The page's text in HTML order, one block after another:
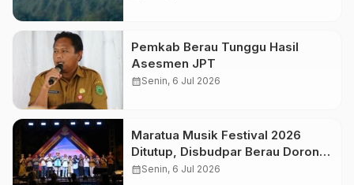
Pemkab Berau Tunggu Hasil
Asesmen JPT
calendar_monthSenin, 6 Jul 2026
Maratua Musik Festival 2026
Ditutup, Disbudpar Berau Dorong
Event Jadi Pengungkit Pariwisata
calendar_monthSenin, 6 Jul 2026